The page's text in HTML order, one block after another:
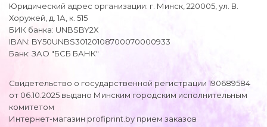
Юридический адрес организации: г. Минск, 220005, ул. В.
Хоружей, д. 1А, к. 515
БИК банка: UNBSBY2X
IBAN: BY50UNBS30120108700070000933
Банк: ЗАО "БСБ БАНК"
Свидетельство о государственной регистрации 190689584
от 06.10.2025 выдано Минским городским исполнительным
комитетом
Интернет-магазин profiprint.by прием заказов